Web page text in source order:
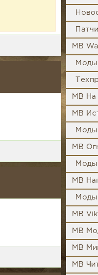
Патчи
MB
Моды
MB
MB
Моды
MB
Моды
MB
Моды
MB
MB
MB
MB